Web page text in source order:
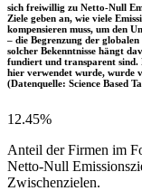
sich freiwillig zu Netto-Null
Ziele geben an, wie viele
kompensieren muss, um den
– die Begrenzung der
solcher Bekenntnisse hängt
fundiert und transparent sind.
hier verwendet wurde, wurde
(Datenquelle: Science Based
12.45%
Anteil der Firmen im
Netto-Null
Zwischenzielen.